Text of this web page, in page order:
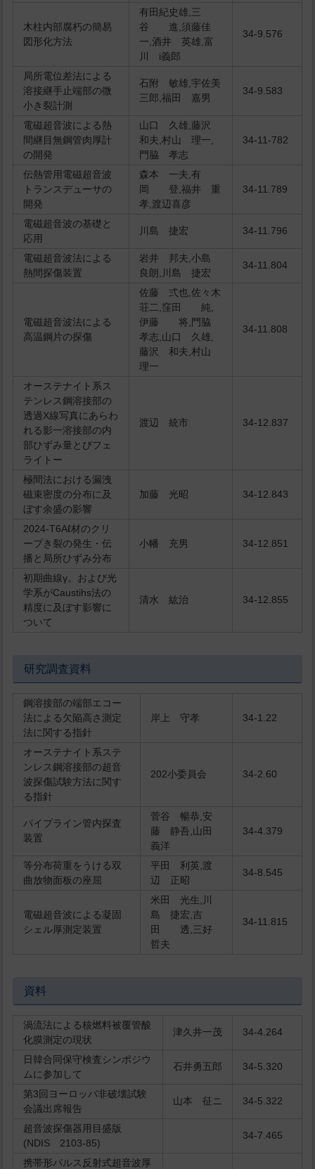
木柱内部腐朽の簡易
図形化方法
有田紀史雄,三
谷 進,須藤佳
一,酒井 英雄,富
川 i義郎
34-9.576
局所電位差法による
溶接継手止端部の微
小き裂計測
石附 敏雄,宇佐美
三郎,福田 嘉男
34-9.583
電磁超音波による熱
間継目無鋼管肉厚計
の開発
山口 久雄,藤沢
和夫,村山 理一,
門脇 孝志
34-11-782
伝熱管用電磁超音波
トランスデューサの
開発
森本 一夫,有
岡 登,福井 重
孝,渡辺喜彦
34-11.789
電磁超音波の基礎と
応用
川島 捷宏 34-11.796
電磁超音波法による
熱間探傷装置
岩井 邦夫,小島
良朗,川島 捷宏
34-11.804
電磁超音波法による
高温鋼片の探傷
佐藤 弍也,佐々木
荘二,窪田 純,
伊藤 将,門脇
孝志,山口 久雄,
藤沢 和夫,村山
理一
34-11.808
オーステナイト系ス
テンレス鋼溶接部の
透過X線写真にあらわ
れる影一溶接部の内
部ひずみ量とびフェ
ライトー
渡辺 統市 34-12.837
極間法における漏洩
磁束密度の分布に及
ぼす余盛の影響
加藤 光昭 34-12.843
2024-T6Aℓ材のクリ
ープき裂の発生・伝
播と局所ひずみ分布
小幡 充男 34-12.851
初期曲線γ。および光
学系がCaustihs法の
精度に及ぼす影響に
ついて
清水 紘治 34-12.855
研究調査資料
鋼溶接部の端部エコー
法による欠陥高さ測定
法に関する指針
岸上 守孝 34-1.22
オーステナイト系ステ
ンレス鋼溶接部の超音
波探傷試験方法に関す
る指針
202小委員会 34-2.60
パイプライン管内探査
装置
菅谷 暢恭,安
藤 静吾,山田
義洋
34-4.379
等分布荷重をうける双
曲放物面板の座屈
平田 利英,渡
辺 正昭
34-8.545
電磁超音波による凝固
シェル厚測定装置
米田 光生,川
島 捷宏,吉
田 透,三好
哲夫
34-11.815
資料
渦流法による核燃料被覆管酸
化膜測定の現状
津久井一茂 34-4.264
日韓合同保守検査シンポジウ
ムに参加して
石井勇五郎 34-5.320
第3回ヨーロッパ非破壊試験
会議出席報告
山本 征ニ 34-5.322
超音波探傷器用目盛版
(NDIS 2103-85)
34-7.465
携帯形パルス反射式超音波厚